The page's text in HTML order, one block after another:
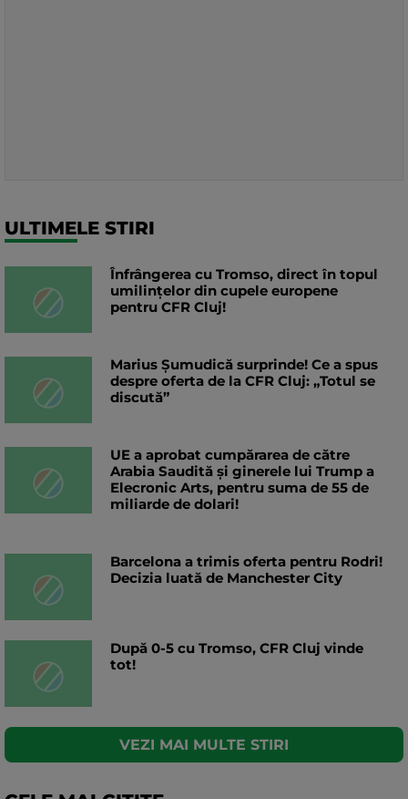
ULTIMELE STIRI
Înfrângerea cu Tromso, direct în topul
umilințelor din cupele europene
pentru CFR Cluj!
Marius Șumudică surprinde! Ce a spus
despre oferta de la CFR Cluj: „Totul se
discută”
UE a aprobat cumpărarea de către
Arabia Saudită și ginerele lui Trump a
Elecronic Arts, pentru suma de 55 de
miliarde de dolari!
Barcelona a trimis oferta pentru Rodri!
Decizia luată de Manchester City
După 0-5 cu Tromso, CFR Cluj vinde
tot!
VEZI MAI MULTE STIRI